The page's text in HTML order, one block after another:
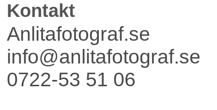
Fest
Kontakt
Anlitafotograf.se
info@anlitafotograf.se
0722-53 51 06